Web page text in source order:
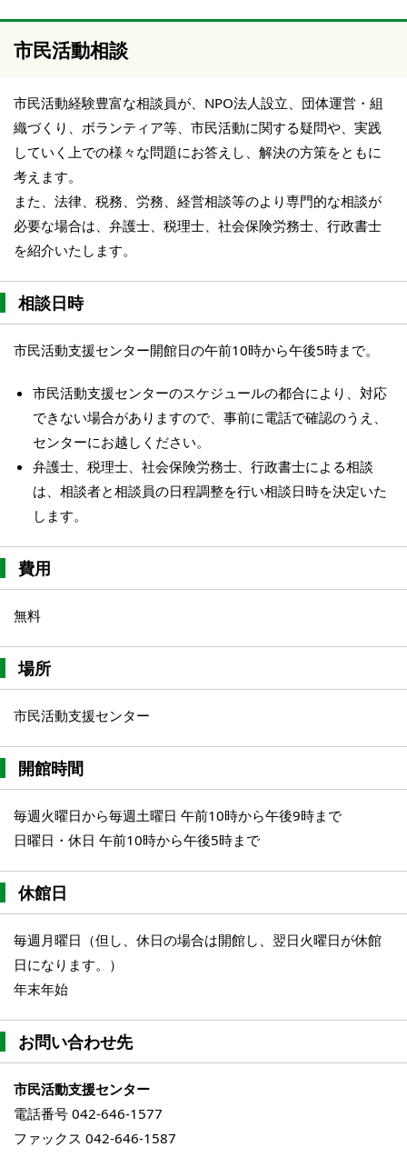
市民活動相談
市民活動経験豊富な相談員が、NPO法人設立、団体運営・組
織づくり、ボランティア等、市民活動に関する疑問や、実践
していく上での様々な問題にお答えし、解決の方策をともに
考えます。
また、法律、税務、労務、経営相談等のより専門的な相談が
必要な場合は、弁護士、税理士、社会保険労務士、行政書士
を紹介いたします。
相談日時
市民活動支援センター開館日の午前10時から午後5時まで。
市民活動支援センターのスケジュールの都合により、対応
できない場合がありますので、事前に電話で確認のうえ、
センターにお越しください。
弁護士、税理士、社会保険労務士、行政書士による相談
は、相談者と相談員の日程調整を行い相談日時を決定いた
します。
費用
無料
場所
市民活動支援センター
開館時間
毎週火曜日から毎週土曜日 午前10時から午後9時まで
日曜日・休日 午前10時から午後5時まで
休館日
毎週月曜日（但し、休日の場合は開館し、翌日火曜日が休館
日になります。）
年末年始
お問い合わせ先
市民活動支援センター
電話番号 042-646-1577
ファックス 042-646-1587